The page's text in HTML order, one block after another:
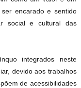
encarado e sentido
social e cultural das
integrados neste
devido aos trabalhos
de acessibilidades